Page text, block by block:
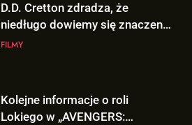
Kolejne informacje o roli
Lokiego w „AVENGERS:
DOOMSDAY”!
FILMY
Trailer „AVENGERS: ENDGAME
ENCORE” nadchodzi!
Kolejne informacje o roli